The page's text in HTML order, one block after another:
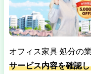
オフィス家具 処分の
サービス内容を確認